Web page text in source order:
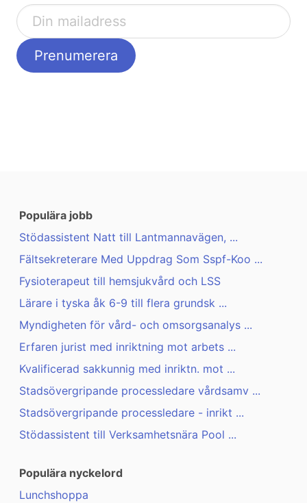
Populära jobb
Stödassistent Natt till Lantmannavägen, ...
Fältsekreterare Med Uppdrag Som Sspf-Koo ...
Fysioterapeut till hemsjukvård och LSS
Lärare i tyska åk 6-9 till flera grundsk ...
Myndigheten för vård- och omsorgsanalys ...
Erfaren jurist med inriktning mot arbets ...
Kvalificerad sakkunnig med inriktn. mot ...
Stadsövergripande processledare vårdsamv ...
Stadsövergripande processledare - inrikt ...
Stödassistent till Verksamhetsnära Pool ...
Populära nyckelord
Lunchshoppa